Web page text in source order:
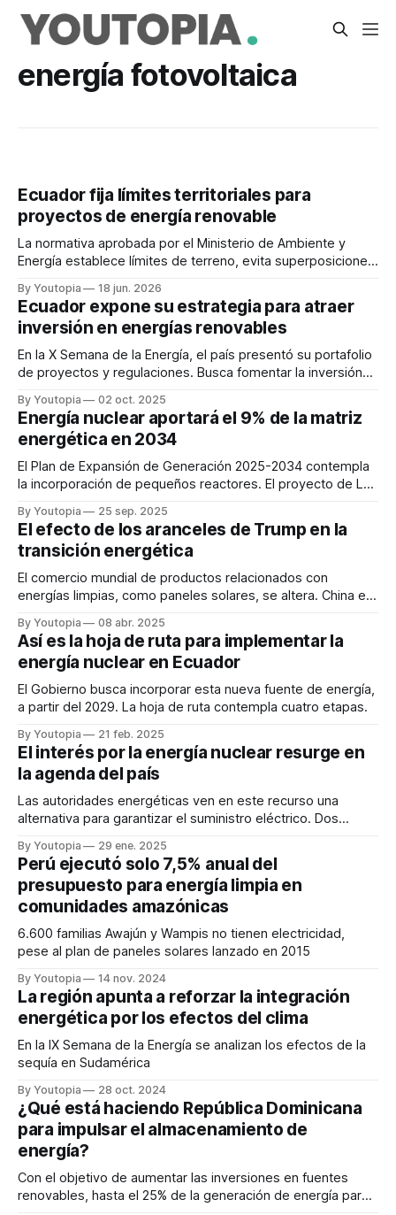
energía fotovoltaica
Ecuador fija límites territoriales para
proyectos de energía renovable
La normativa aprobada por el Ministerio de Ambiente y
Energía establece límites de terreno, evita superposiciones
By Youtopia 18 jun. 2026
Ecuador expone su estrategia para atraer
inversión en energías renovables
En la X Semana de la Energía, el país presentó su portafolio
de proyectos y regulaciones. Busca fomentar la inversión
By Youtopia 02 oct. 2025
Energía nuclear aportará el 9% de la matriz
energética en 2034
El Plan de Expansión de Generación 2025-2034 contempla
la incorporación de pequeños reactores. El proyecto de Ley
By Youtopia 25 sep. 2025
El efecto de los aranceles de Trump en la
transición energética
El comercio mundial de productos relacionados con
energías limpias, como paneles solares, se altera. China es
By Youtopia 08 abr. 2025
Así es la hoja de ruta para implementar la
energía nuclear en Ecuador
El Gobierno busca incorporar esta nueva fuente de energía,
a partir del 2029. La hoja de ruta contempla cuatro etapas.
By Youtopia 21 feb. 2025
El interés por la energía nuclear resurge en
la agenda del país
Las autoridades energéticas ven en este recurso una
alternativa para garantizar el suministro eléctrico. Dos
By Youtopia 29 ene. 2025
Perú ejecutó solo 7,5% anual del
presupuesto para energía limpia en
comunidades amazónicas
6.600 familias Awajún y Wampis no tienen electricidad,
pese al plan de paneles solares lanzado en 2015
By Youtopia 14 nov. 2024
La región apunta a reforzar la integración
energética por los efectos del clima
En la IX Semana de la Energía se analizan los efectos de la
sequía en Sudamérica
By Youtopia 28 oct. 2024
¿Qué está haciendo República Dominicana
para impulsar el almacenamiento de
energía?
Con el objetivo de aumentar las inversiones en fuentes
renovables, hasta el 25% de la generación de energía para